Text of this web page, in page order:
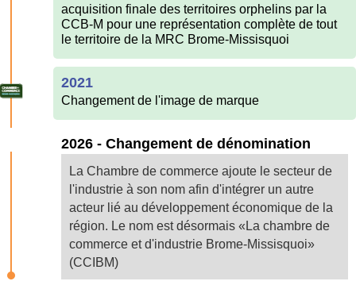
acquisition finale des territoires orphelins par la
CCB-M pour une représentation complète de tout
le territoire de la MRC Brome-Missisquoi
2021
Changement de l'image de marque
2026 - Changement de dénomination
La Chambre de commerce ajoute le secteur de
l'industrie à son nom afin d'intégrer un autre
acteur lié au développement économique de la
région. Le nom est désormais «La chambre de
commerce et d'industrie Brome-Missisquoi»
(CCIBM)